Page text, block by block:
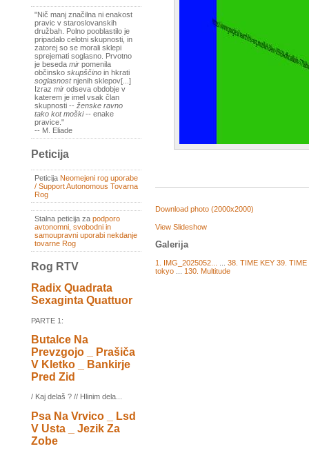
"Nič manj značilna ni enakost
pravic v staroslovanskih
družbah. Polno pooblastilo je
pripadalo celotni skupnosti, in
zatorej so se morali sklepi
sprejemati soglasno. Prvotno
je beseda mir pomenila
občinsko skupščino in hkrati
soglasnostnjenih sklepov[...]
Izraz mir odseva obdobje v
katerem je imel vsak član
skupnosti -- ženske ravno
tako kot moški-- enake
pravice."
-- M. Eliade
Peticija
Peticija Neomejeni rog uporabe
/ Support Autonomous Tovarna
Rog
Stalna peticija za podporo
avtonomni, svobodni in
samoupravni uporabi nekdanje
tovarne Rog
Rog RTV
Radix Quadrata
Sexaginta Quattuor
PARTE 1:
Butalce Na
Prevzgojo _ Prašiča
V Kletko _ Bankirje
Pred Zid
/ Kaj delaš ? // Hlinim dela...
Psa Na Vrvico _ Lsd
V Usta _ Jezik Za
Zobe
Download photo (2000x2000)
View Slideshow
Galerija
1. IMG_2025052... 38. TIME KEY 39.
tokyo
130. Multitude